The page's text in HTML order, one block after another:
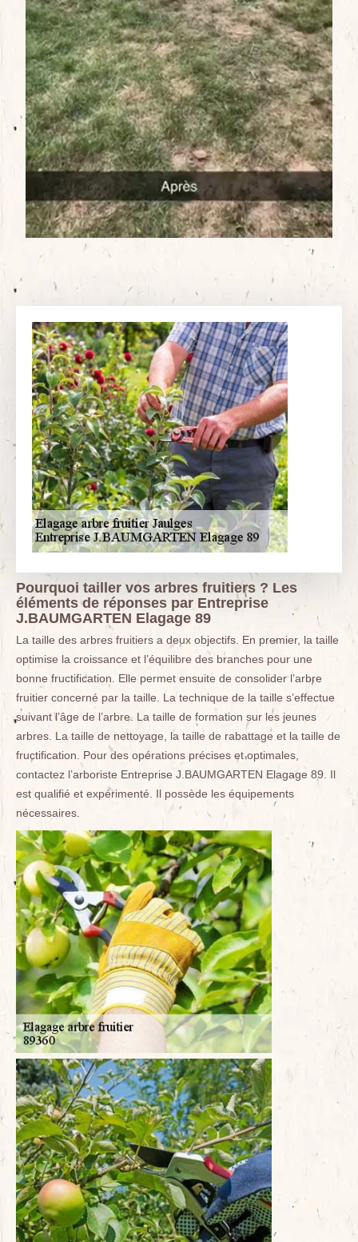
Pourquoi tailler vos arbres fruitiers ? Les
éléments de réponses par Entreprise
J.BAUMGARTEN Elagage 89
La taille des arbres fruitiers a deux objectifs. En premier, la taille
optimise la croissance et l’équilibre des branches pour une
bonne fructification. Elle permet ensuite de consolider l’arbre
fruitier concerné par la taille. La technique de la taille s’effectue
suivant l’âge de l’arbre. La taille de formation sur les jeunes
arbres. La taille de nettoyage, la taille de rabattage et la taille de
fructification. Pour des opérations précises et optimales,
contactez l’arboriste Entreprise J.BAUMGARTEN Elagage 89. Il
est qualifié et expérimenté. Il possède les équipements
nécessaires.